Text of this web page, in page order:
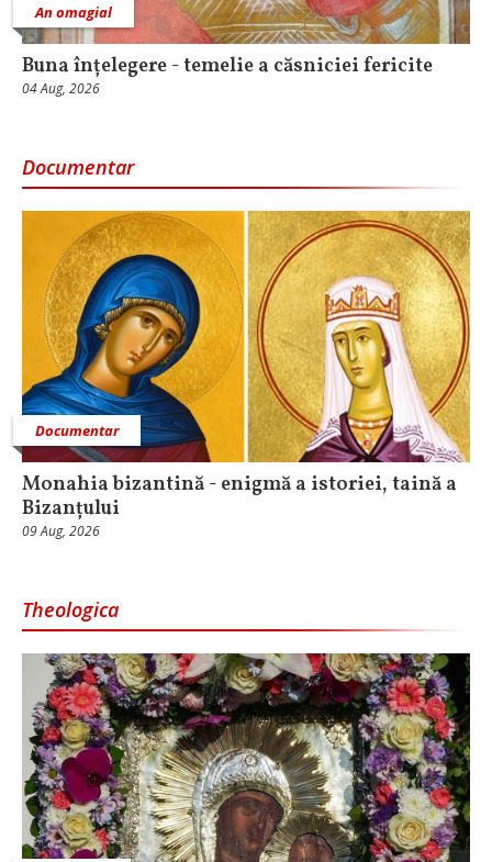
An omagial
Buna înțelegere - temelie a căsniciei fericite
04 Aug, 2026
Documentar
Documentar
Monahia bizantină - enigmă a istoriei, taină a
Bizanțului
09 Aug, 2026
Theologica